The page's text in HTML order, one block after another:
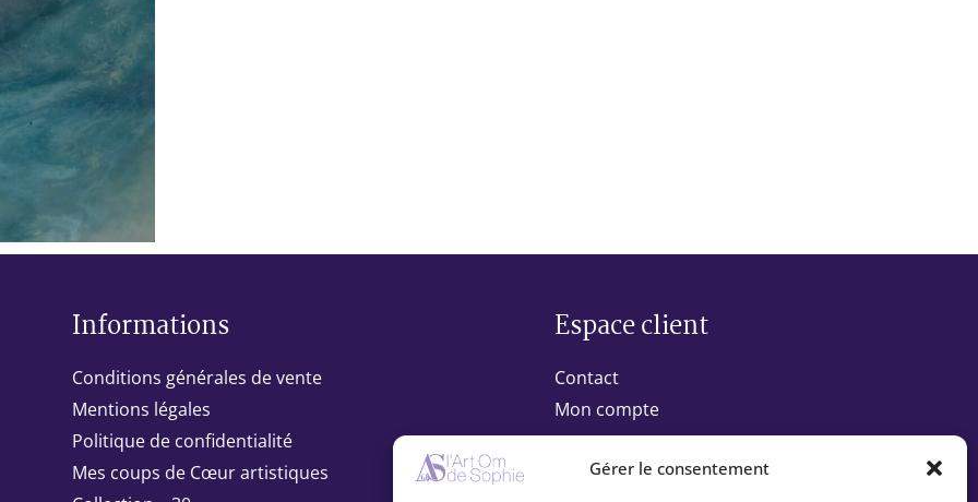
Gérer le consentement
Informations
Conditions générales de vente
Mentions légales
Politique de confidentialité
Mes coups de Cœur artistiques
Espace client
Contact
Mon compte